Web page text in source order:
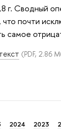
г. Сводный
почти
самое
(PDF, 2.86
2024 2023